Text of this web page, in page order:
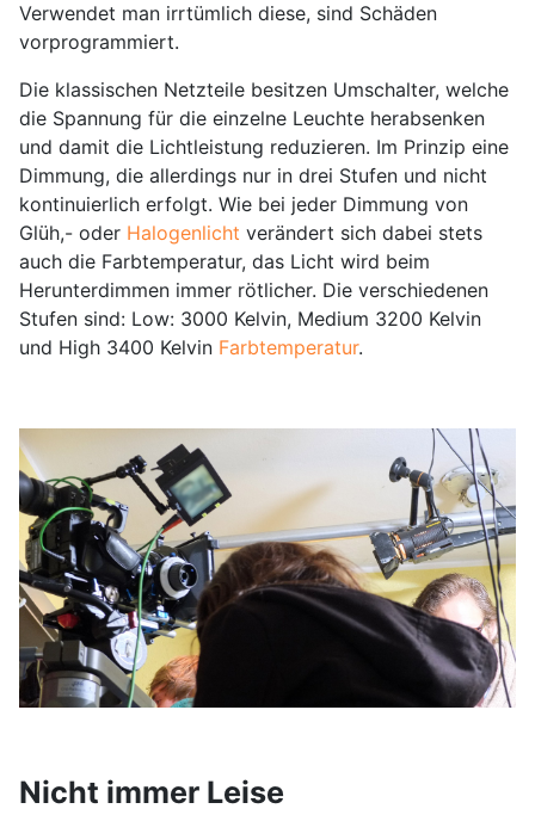
Verwendet man irrtümlich diese, sind Schäden
vorprogrammiert.
Die klassischen Netzteile besitzen Umschalter, welche
die Spannung für die einzelne Leuchte herabsenken
und damit die Lichtleistung reduzieren. Im Prinzip eine
Dimmung, die allerdings nur in drei Stufen und nicht
kontinuierlich erfolgt. Wie bei jeder Dimmung von
Glüh,- oder Halogenlicht verändert sich dabei stets
auch die Farbtemperatur, das Licht wird beim
Herunterdimmen immer rötlicher. Die verschiedenen
Stufen sind: Low: 3000 Kelvin, Medium 3200 Kelvin
und High 3400 Kelvin Farbtemperatur.
Nicht immer Leise